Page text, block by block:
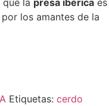
la presa ibérica es
por los amantes de la
Etiquetas: cerdo